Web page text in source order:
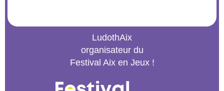
LudothAix
organisateur du
Festival Aix en Jeux !